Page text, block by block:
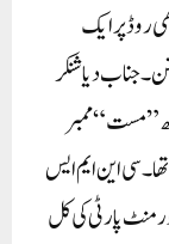
روڈ پر ایک
جناب دیا شنکر
”مست“ ممبر
سی این ایم ایس
پارٹی کی کل